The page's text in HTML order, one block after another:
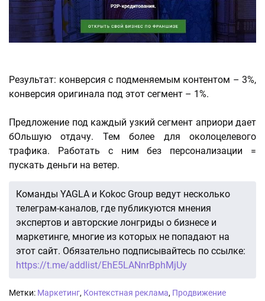
Результат: конверсия с подменяемым контентом – 3%,
конверсия оригинала под этот сегмент – 1%.
Предложение под каждый узкий сегмент априори дает
бОльшую отдачу. Тем более для околоцелевого
трафика. Работать с ним без персонализации =
пускать деньги на ветер.
Команды YAGLA и Kokoc Group ведут несколько
телеграм-каналов, где публикуются мнения
экспертов и авторские лонгриды о бизнесе и
маркетинге, многие из которых не попадают на
этот сайт. Обязательно подписывайтесь по ссылке:
https://t.me/addlist/EhE5LANnrBphMjUy
Метки: Маркетинг, Контекстная реклама, Продвижение